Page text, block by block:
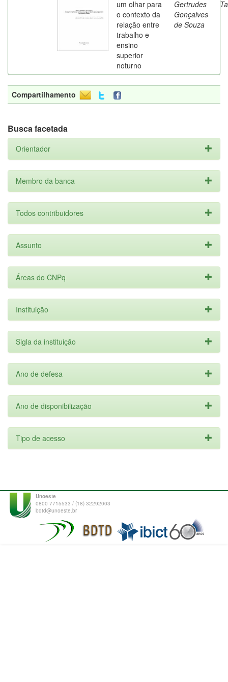
um olhar para
o contexto da
relação entre
trabalho e
ensino
superior
noturno
Gertrudes
Gonçalves
de Souza
Compartilhamento
Busca facetada
Orientador
Membro da banca
Todos contribuidores
Assunto
Áreas do CNPq
Instituição
Sigla da instituição
Ano de defesa
Ano de disponibilização
Tipo de acesso
Unoeste
0800 7715533 / (18) 32292003
bdtd@unoeste.br